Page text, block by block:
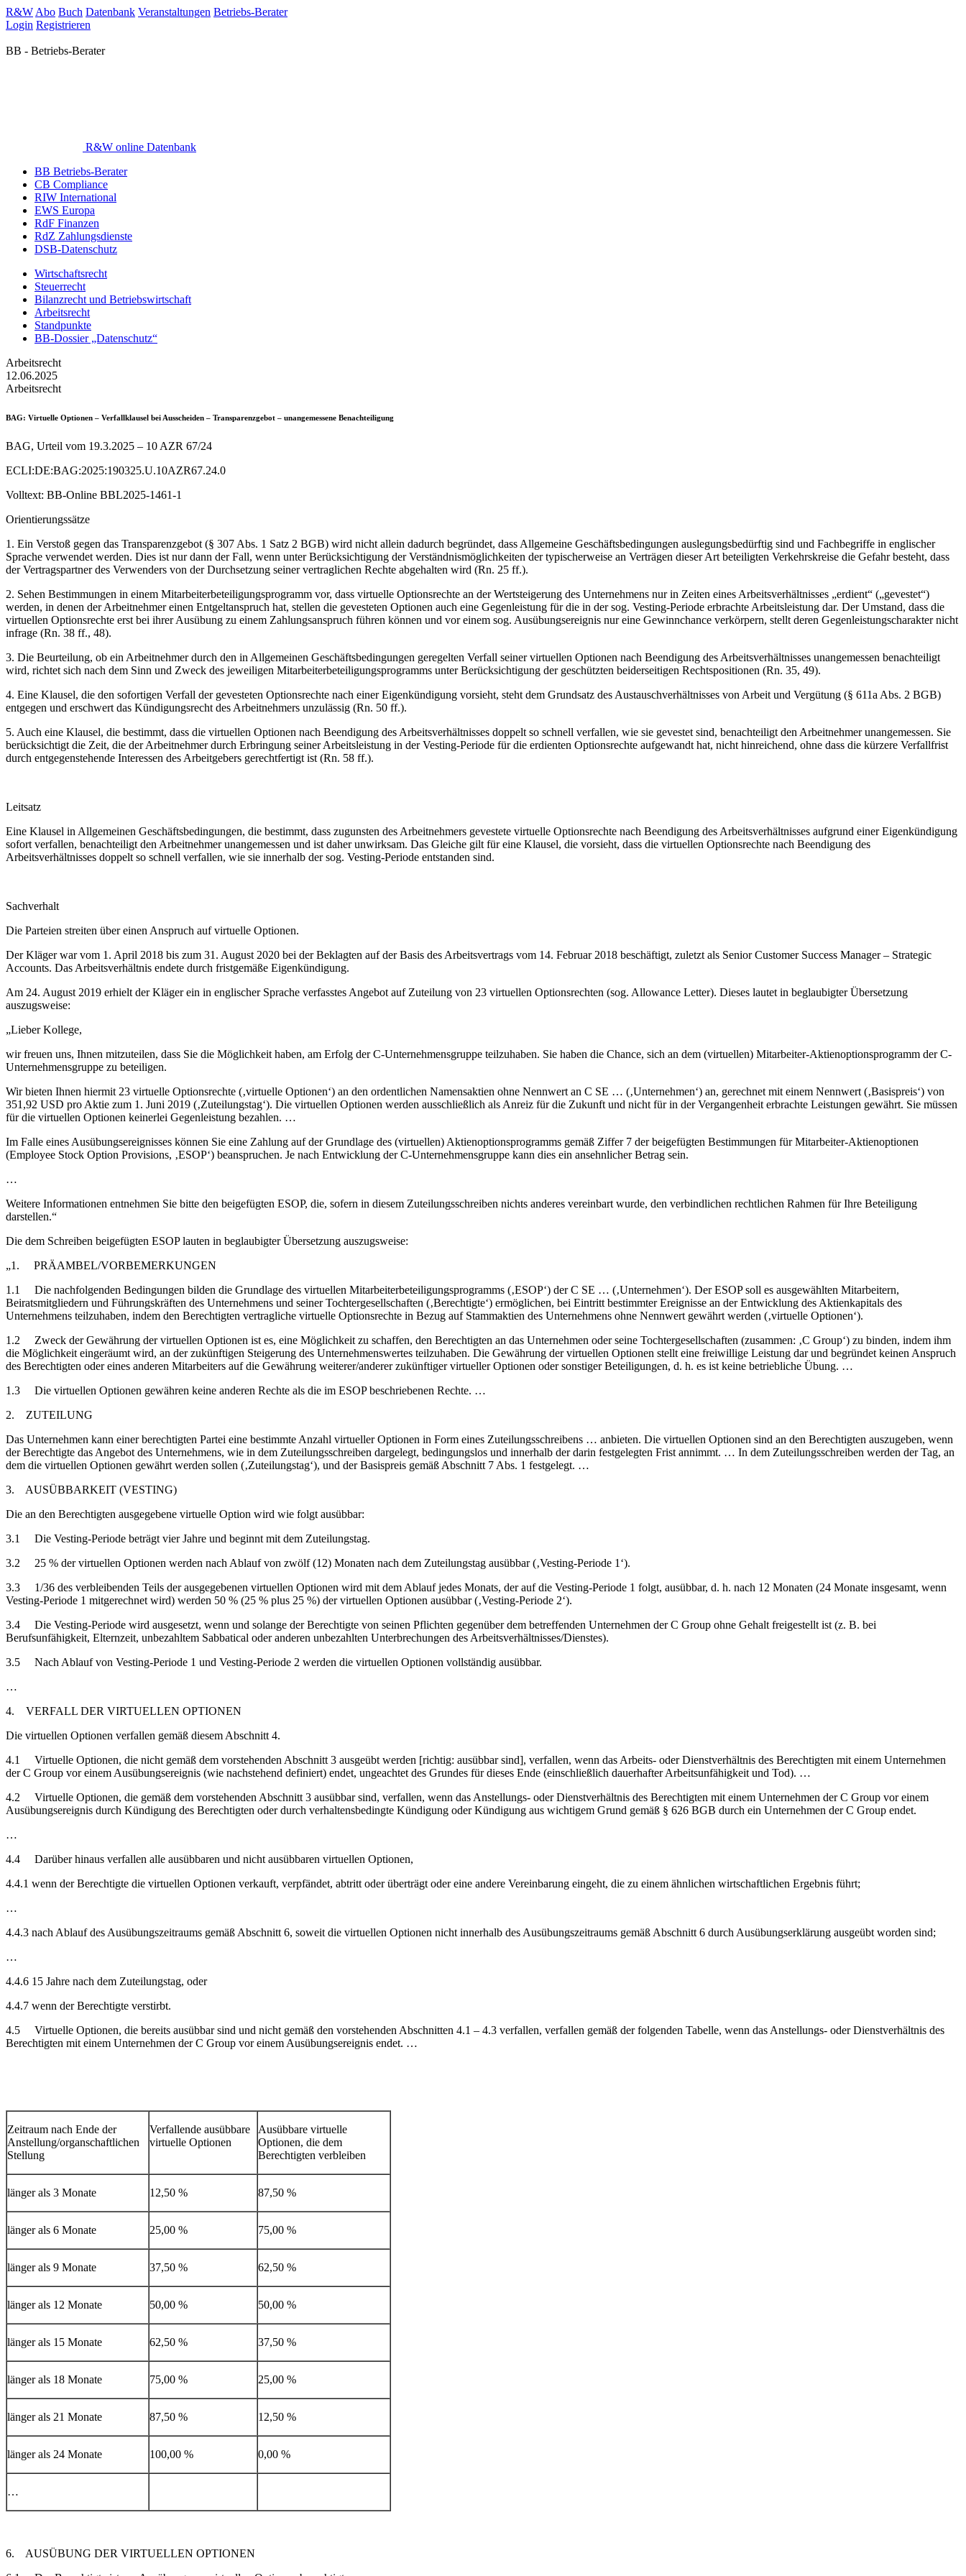
R&W Abo Buch Datenbank Veranstaltungen Betriebs-Berater
Login Registrieren
BB - Betriebs-Berater
R&W online Datenbank
BB Betriebs-Berater
CB Compliance
RIW International
EWS Europa
RdF Finanzen
RdZ Zahlungsdienste
DSB-Datenschutz
Wirtschaftsrecht
Steuerrecht
Bilanzrecht und Betriebswirtschaft
Arbeitsrecht
Standpunkte
BB-Dossier „Datenschutz“
Arbeitsrecht
12.06.2025
Arbeitsrecht
BAG: Virtuelle Optionen – Verfallklausel bei Ausscheiden – Transparenzgebot – unangemessene Benachteiligung
BAG, Urteil vom 19.3.2025 – 10 AZR 67/24
ECLI:DE:BAG:2025:190325.U.10AZR67.24.0
Volltext: BB-Online BBL2025-1461-1
Orientierungssätze
1. Ein Verstoß gegen das Transparenzgebot (§ 307 Abs. 1 Satz 2 BGB) wird nicht allein dadurch begründet, dass Allgemeine Geschäftsbedingungen auslegungsbedürftig sind und Fachbegriffe in englischer
Sprache verwendet werden. Dies ist nur dann der Fall, wenn unter Berücksichtigung der Verständnismöglichkeiten der typischerweise an Verträgen dieser Art beteiligten Verkehrskreise die Gefahr besteht, dass
der Vertragspartner des Verwenders von der Durchsetzung seiner vertraglichen Rechte abgehalten wird (Rn. 25 ff.).
2. Sehen Bestimmungen in einem Mitarbeiterbeteiligungsprogramm vor, dass virtuelle Optionsrechte an der Wertsteigerung des Unternehmens nur in Zeiten eines Arbeitsverhältnisses „erdient“ („gevestet“)
werden, in denen der Arbeitnehmer einen Entgeltanspruch hat, stellen die gevesteten Optionen auch eine Gegenleistung für die in der sog. Vesting-Periode erbrachte Arbeitsleistung dar. Der Umstand, dass die
virtuellen Optionsrechte erst bei ihrer Ausübung zu einem Zahlungsanspruch führen können und vor einem sog. Ausübungsereignis nur eine Gewinnchance verkörpern, stellt deren Gegenleistungscharakter nicht
infrage (Rn. 38 ff., 48).
3. Die Beurteilung, ob ein Arbeitnehmer durch den in Allgemeinen Geschäftsbedingungen geregelten Verfall seiner virtuellen Optionen nach Beendigung des Arbeitsverhältnisses unangemessen benachteiligt
wird, richtet sich nach dem Sinn und Zweck des jeweiligen Mitarbeiterbeteiligungsprogramms unter Berücksichtigung der geschützten beiderseitigen Rechtspositionen (Rn. 35, 49).
4. Eine Klausel, die den sofortigen Verfall der gevesteten Optionsrechte nach einer Eigenkündigung vorsieht, steht dem Grundsatz des Austauschverhältnisses von Arbeit und Vergütung (§ 611a Abs. 2 BGB)
entgegen und erschwert das Kündigungsrecht des Arbeitnehmers unzulässig (Rn. 50 ff.).
5. Auch eine Klausel, die bestimmt, dass die virtuellen Optionen nach Beendigung des Arbeitsverhältnisses doppelt so schnell verfallen, wie sie gevestet sind, benachteiligt den Arbeitnehmer unangemessen. Sie
berücksichtigt die Zeit, die der Arbeitnehmer durch Erbringung seiner Arbeitsleistung in der Vesting-Periode für die erdienten Optionsrechte aufgewandt hat, nicht hinreichend, ohne dass die kürzere Verfallfrist
durch entgegenstehende Interessen des Arbeitgebers gerechtfertigt ist (Rn. 58 ff.).
Leitsatz
Eine Klausel in Allgemeinen Geschäftsbedingungen, die bestimmt, dass zugunsten des Arbeitnehmers gevestete virtuelle Optionsrechte nach Beendigung des Arbeitsverhältnisses aufgrund einer Eigenkündigung
sofort verfallen, benachteiligt den Arbeitnehmer unangemessen und ist daher unwirksam. Das Gleiche gilt für eine Klausel, die vorsieht, dass die virtuellen Optionsrechte nach Beendigung des
Arbeitsverhältnisses doppelt so schnell verfallen, wie sie innerhalb der sog. Vesting-Periode entstanden sind.
Sachverhalt
Die Parteien streiten über einen Anspruch auf virtuelle Optionen.
Der Kläger war vom 1. April 2018 bis zum 31. August 2020 bei der Beklagten auf der Basis des Arbeitsvertrags vom 14. Februar 2018 beschäftigt, zuletzt als Senior Customer Success Manager – Strategic
Accounts. Das Arbeitsverhältnis endete durch fristgemäße Eigenkündigung.
Am 24. August 2019 erhielt der Kläger ein in englischer Sprache verfasstes Angebot auf Zuteilung von 23 virtuellen Optionsrechten (sog. Allowance Letter). Dieses lautet in beglaubigter Übersetzung
auszugsweise:
„Lieber Kollege,
wir freuen uns, Ihnen mitzuteilen, dass Sie die Möglichkeit haben, am Erfolg der C-Unternehmensgruppe teilzuhaben. Sie haben die Chance, sich an dem (virtuellen) Mitarbeiter-Aktienoptionsprogramm der C-
Unternehmensgruppe zu beteiligen.
Wir bieten Ihnen hiermit 23 virtuelle Optionsrechte (‚virtuelle Optionen‘) an den ordentlichen Namensaktien ohne Nennwert an C SE … (‚Unternehmen‘) an, gerechnet mit einem Nennwert (‚Basispreis‘) von
351,92 USD pro Aktie zum 1. Juni 2019 (‚Zuteilungstag‘). Die virtuellen Optionen werden ausschließlich als Anreiz für die Zukunft und nicht für in der Vergangenheit erbrachte Leistungen gewährt. Sie müssen
für die virtuellen Optionen keinerlei Gegenleistung bezahlen. …
Im Falle eines Ausübungsereignisses können Sie eine Zahlung auf der Grundlage des (virtuellen) Aktienoptionsprogramms gemäß Ziffer 7 der beigefügten Bestimmungen für Mitarbeiter-Aktienoptionen
(Employee Stock Option Provisions, ‚ESOP‘) beanspruchen. Je nach Entwicklung der C-Unternehmensgruppe kann dies ein ansehnlicher Betrag sein.
…
Weitere Informationen entnehmen Sie bitte den beigefügten ESOP, die, sofern in diesem Zuteilungsschreiben nichts anderes vereinbart wurde, den verbindlichen rechtlichen Rahmen für Ihre Beteiligung
darstellen.“
Die dem Schreiben beigefügten ESOP lauten in beglaubigter Übersetzung auszugsweise:
„1. PRÄAMBEL/VORBEMERKUNGEN
1.1 Die nachfolgenden Bedingungen bilden die Grundlage des virtuellen Mitarbeiterbeteiligungsprogramms (‚ESOP‘) der C SE … (‚Unternehmen‘). Der ESOP soll es ausgewählten Mitarbeitern,
Beiratsmitgliedern und Führungskräften des Unternehmens und seiner Tochtergesellschaften (‚Berechtigte‘) ermöglichen, bei Eintritt bestimmter Ereignisse an der Entwicklung des Aktienkapitals des
Unternehmens teilzuhaben, indem den Berechtigten vertragliche virtuelle Optionsrechte in Bezug auf Stammaktien des Unternehmens ohne Nennwert gewährt werden (‚virtuelle Optionen‘).
1.2 Zweck der Gewährung der virtuellen Optionen ist es, eine Möglichkeit zu schaffen, den Berechtigten an das Unternehmen oder seine Tochtergesellschaften (zusammen: ‚C Group‘) zu binden, indem ihm
die Möglichkeit eingeräumt wird, an der zukünftigen Steigerung des Unternehmenswertes teilzuhaben. Die Gewährung der virtuellen Optionen stellt eine freiwillige Leistung dar und begründet keinen Anspruch
des Berechtigten oder eines anderen Mitarbeiters auf die Gewährung weiterer/anderer zukünftiger virtueller Optionen oder sonstiger Beteiligungen, d. h. es ist keine betriebliche Übung. …
1.3 Die virtuellen Optionen gewähren keine anderen Rechte als die im ESOP beschriebenen Rechte. …
2. ZUTEILUNG
Das Unternehmen kann einer berechtigten Partei eine bestimmte Anzahl virtueller Optionen in Form eines Zuteilungsschreibens … anbieten. Die virtuellen Optionen sind an den Berechtigten auszugeben, wenn
der Berechtigte das Angebot des Unternehmens, wie in dem Zuteilungsschreiben dargelegt, bedingungslos und innerhalb der darin festgelegten Frist annimmt. … In dem Zuteilungsschreiben werden der Tag, an
dem die virtuellen Optionen gewährt werden sollen (‚Zuteilungstag‘), und der Basispreis gemäß Abschnitt 7 Abs. 1 festgelegt. …
3. AUSÜBBARKEIT (VESTING)
Die an den Berechtigten ausgegebene virtuelle Option wird wie folgt ausübbar:
3.1 Die Vesting-Periode beträgt vier Jahre und beginnt mit dem Zuteilungstag.
3.2 25 % der virtuellen Optionen werden nach Ablauf von zwölf (12) Monaten nach dem Zuteilungstag ausübbar (‚Vesting-Periode 1‘).
3.3 1/36 des verbleibenden Teils der ausgegebenen virtuellen Optionen wird mit dem Ablauf jedes Monats, der auf die Vesting-Periode 1 folgt, ausübbar, d. h. nach 12 Monaten (24 Monate insgesamt, wenn
Vesting-Periode 1 mitgerechnet wird) werden 50 % (25 % plus 25 %) der virtuellen Optionen ausübbar (‚Vesting-Periode 2‘).
3.4 Die Vesting-Periode wird ausgesetzt, wenn und solange der Berechtigte von seinen Pflichten gegenüber dem betreffenden Unternehmen der C Group ohne Gehalt freigestellt ist (z. B. bei
Berufsunfähigkeit, Elternzeit, unbezahltem Sabbatical oder anderen unbezahlten Unterbrechungen des Arbeitsverhältnisses/Dienstes).
3.5 Nach Ablauf von Vesting-Periode 1 und Vesting-Periode 2 werden die virtuellen Optionen vollständig ausübbar.
…
4. VERFALL DER VIRTUELLEN OPTIONEN
Die virtuellen Optionen verfallen gemäß diesem Abschnitt 4.
4.1 Virtuelle Optionen, die nicht gemäß dem vorstehenden Abschnitt 3 ausgeübt werden [richtig: ausübbar sind], verfallen, wenn das Arbeits- oder Dienstverhältnis des Berechtigten mit einem Unternehmen
der C Group vor einem Ausübungsereignis (wie nachstehend definiert) endet, ungeachtet des Grundes für dieses Ende (einschließlich dauerhafter Arbeitsunfähigkeit und Tod). …
4.2 Virtuelle Optionen, die gemäß dem vorstehenden Abschnitt 3 ausübbar sind, verfallen, wenn das Anstellungs- oder Dienstverhältnis des Berechtigten mit einem Unternehmen der C Group vor einem
Ausübungsereignis durch Kündigung des Berechtigten oder durch verhaltensbedingte Kündigung oder Kündigung aus wichtigem Grund gemäß § 626 BGB durch ein Unternehmen der C Group endet.
…
4.4 Darüber hinaus verfallen alle ausübbaren und nicht ausübbaren virtuellen Optionen,
4.4.1 wenn der Berechtigte die virtuellen Optionen verkauft, verpfändet, abtritt oder überträgt oder eine andere Vereinbarung eingeht, die zu einem ähnlichen wirtschaftlichen Ergebnis führt;
…
4.4.3 nach Ablauf des Ausübungszeitraums gemäß Abschnitt 6, soweit die virtuellen Optionen nicht innerhalb des Ausübungszeitraums gemäß Abschnitt 6 durch Ausübungserklärung ausgeübt worden sind;
…
4.4.6 15 Jahre nach dem Zuteilungstag, oder
4.4.7 wenn der Berechtigte verstirbt.
4.5 Virtuelle Optionen, die bereits ausübbar sind und nicht gemäß den vorstehenden Abschnitten 4.1 – 4.3 verfallen, verfallen gemäß der folgenden Tabelle, wenn das Anstellungs- oder Dienstverhältnis des
Berechtigten mit einem Unternehmen der C Group vor einem Ausübungsereignis endet. …
Zeitraum nach Ende der
Anstellung/organschaftlichen
Stellung
Verfallende ausübbare
virtuelle Optionen
Ausübbare virtuelle
Optionen, die dem
Berechtigten verbleiben
länger als 3 Monate 12,50 % 87,50 %
länger als 6 Monate 25,00 % 75,00 %
länger als 9 Monate 37,50 % 62,50 %
länger als 12 Monate 50,00 % 50,00 %
länger als 15 Monate 62,50 % 37,50 %
länger als 18 Monate 75,00 % 25,00 %
länger als 21 Monate 87,50 % 12,50 %
länger als 24 Monate 100,00 % 0,00 %
…
6. AUSÜBUNG DER VIRTUELLEN OPTIONEN